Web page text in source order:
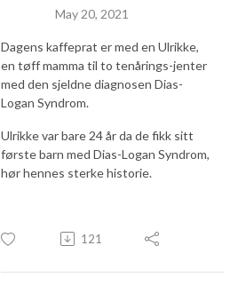
May 20, 2021
Dagens kaffeprat er med en Ulrikke,
en tøff mamma til to tenårings-jenter
med den sjeldne diagnosen Dias-
Logan Syndrom.
Ulrikke var bare 24 år da de fikk sitt
første barn med Dias-Logan Syndrom,
hør hennes sterke historie.
121